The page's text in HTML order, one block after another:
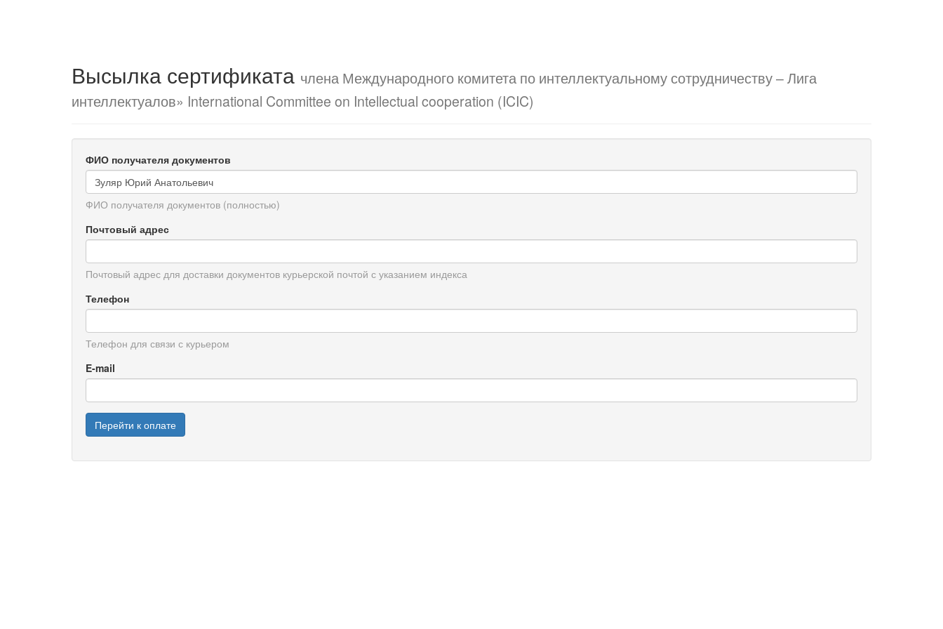
Высылка сертификата члена Международного комитета по интеллектуальному сотрудничеству – Лига
интеллектуалов» International Committee on Intellectual cooperation (ICIC)
ФИО получателя документов
ФИО получателя документов (полностью)
Почтовый адрес
Почтовый адрес для доставки документов курьерской почтой с указанием индекса
Телефон
Телефон для связи с курьером
E-mail
Перейти к оплате